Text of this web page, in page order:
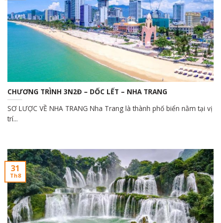
CHƯƠNG TRÌNH 3N2Đ – DỐC LẾT – NHA TRANG
SƠ LƯỢC VỀ NHA TRANG Nha Trang là thành phố biển nằm tại vị
trí...
31
Th8